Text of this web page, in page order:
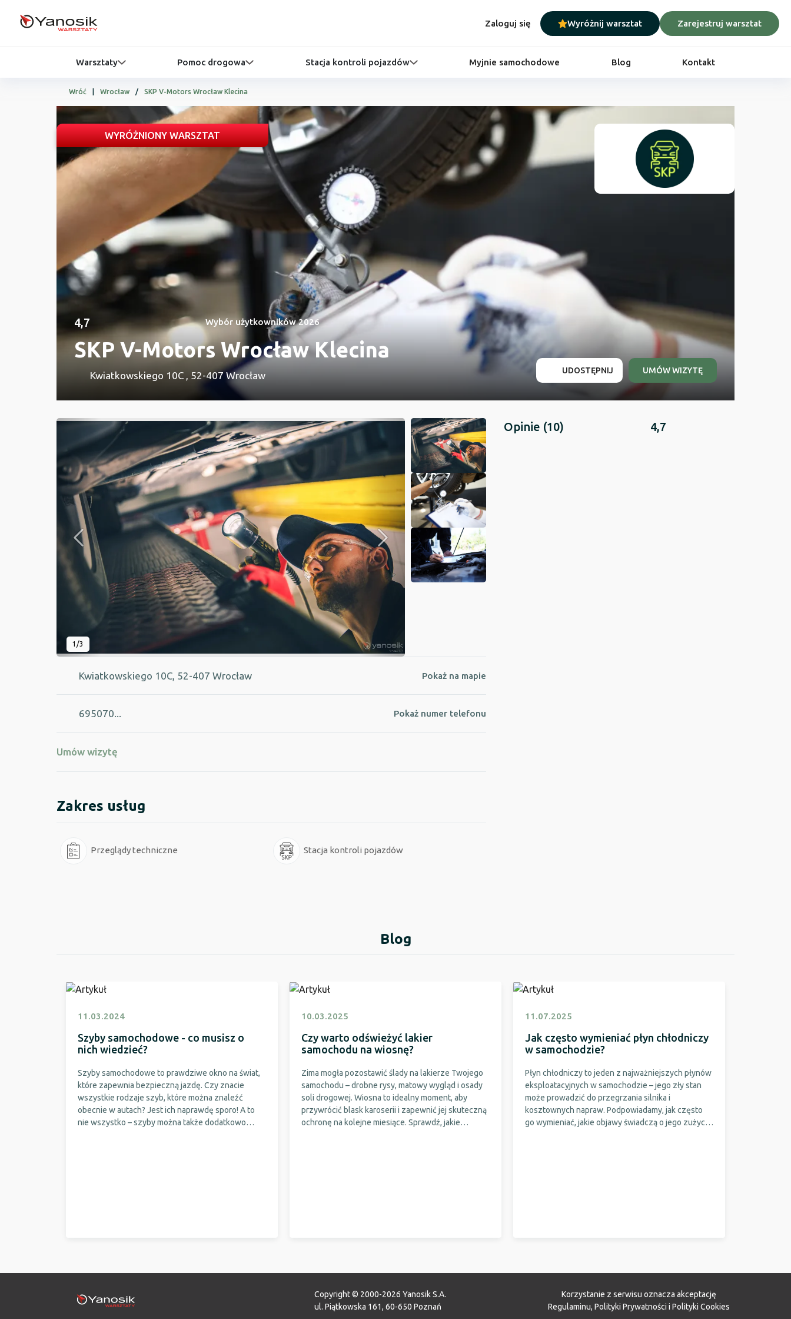
Zaloguj się Wyróżnij warsztat Zarejestruj warsztat
Warsztaty Pomoc drogowa Stacja kontroli pojazdów Myjnie samochodowe Blog Kontakt
Wróć Wrocław / SKP V-Motors Wrocław Klecina
WYRÓŻNIONY WARSZTAT
4,7 Wybór użytkowników 2026
SKP V-Motors Wrocław Klecina
Kwiatkowskiego 10C , 52-407 Wrocław UDOSTĘPNIJ UMÓW WIZYTĘ
1/3
Kwiatkowskiego 10C, 52-407 Wrocław Pokaż na mapie
695070... Pokaż numer telefonu
Umów wizytę
Zakres usług
Przeglądy techniczne Stacja kontroli pojazdów
Opinie (10) 4,7
Blog
11.03.2024
Szyby samochodowe - co musisz o
nich wiedzieć?
Szyby samochodowe to prawdziwe okno na świat,
które zapewnia bezpieczną jazdę. Czy znacie
wszystkie rodzaje szyb, które można znaleźć
obecnie w autach? Jest ich naprawdę sporo! A to
nie wszystko – szyby można także dodatkowo
10.03.2025
Czy warto odświeżyć lakier
samochodu na wiosnę?
Zima mogła pozostawić ślady na lakierze Twojego
samochodu – drobne rysy, matowy wygląd i osady
soli drogowej. Wiosna to idealny moment, aby
przywrócić blask karoserii i zapewnić jej skuteczną
ochronę na kolejne miesiące. Sprawdź, jakie
11.07.2025
Jak często wymieniać płyn chłodniczy
w samochodzie?
Płyn chłodniczy to jeden z najważniejszych płynów
eksploatacyjnych w samochodzie – jego zły stan
może prowadzić do przegrzania silnika i
kosztownych napraw. Podpowiadamy, jak często
go wymieniać, jakie objawy świadczą o jego zużyciu
Copyright © 2000-2026 Yanosik S.A.
ul. Piątkowska 161, 60-650 Poznań
Korzystanie z serwisu oznacza akceptację
Regulaminu, Polityki Prywatności i Polityki Cookies